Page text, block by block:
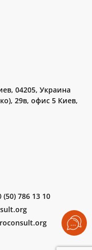
04205, Украина
29в, офис 5 Киев,
(50) 786 13 10